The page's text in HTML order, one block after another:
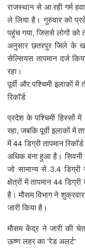
राजस्थान से आ रही गर्म
ले लिया है। गुरुवार को
पहुंच गया, जिससे लोगों को
अनुसार छतरपुर जिले के
सेल्सियस तापमान दर्ज
रहा।
पूर्वी और पश्चिमी इलाकों में
रिकॉर्ड
प्रदेश के पश्चिमी हिस्सों
रहा, जबकि पूर्वी इलाकों में
में 44 डिग्री तापमान
अधिक बना हुआ है। सिवनी
जो सामान्य से 3.4 डिग्री
क्षेत्रों में तापमान 44
है। मौसम विभाग ने
जारी किया है।
मौसम केंद्र ने जारी की
ऊष्ण लहर का 'रेड अलर्ट'